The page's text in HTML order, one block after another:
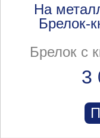
На
Брелок-
Брелок с
3